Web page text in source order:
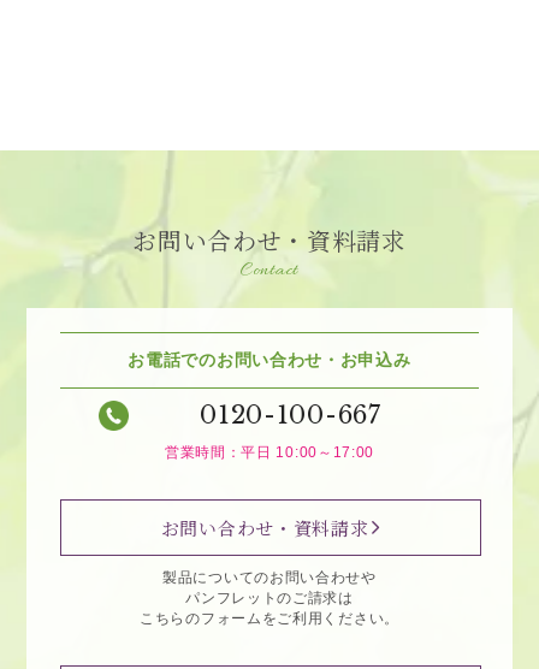
お問い合わせ・資料請求
Contact
お電話でのお問い合わせ・お申込み
0120-100-667
営業時間：平日 10:00～17:00
お問い合わせ・資料請求
製品についてのお問い合わせや
パンフレットのご請求は
こちらのフォームをご利用ください。